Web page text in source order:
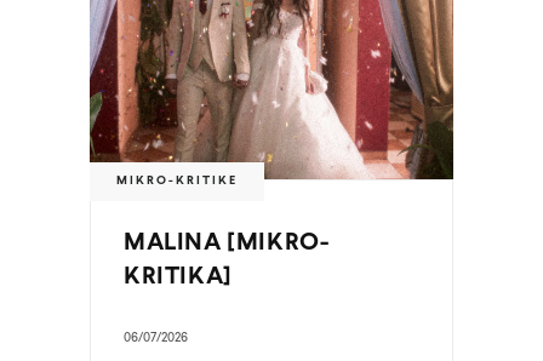
MIKRO-KRITIKE
MALINA [MIKRO-
KRITIKA]
06/07/2026